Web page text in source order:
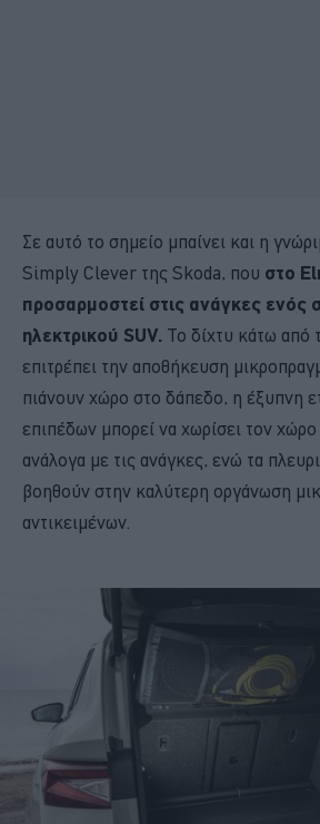
Σε αυτό το σημείο μπαίνει και η
Simply Clever της Skoda, που στο
προσαρμοστεί στις ανάγκες ενός
ηλεκτρικού SUV. Το δίχτυ κάτω από
επιτρέπει την αποθήκευση
πιάνουν χώρο στο δάπεδο, η έξυπνη
επιπέδων μπορεί να χωρίσει τον
ανάλογα με τις ανάγκες, ενώ τα
βοηθούν στην καλύτερη οργάνωση
αντικειμένων.